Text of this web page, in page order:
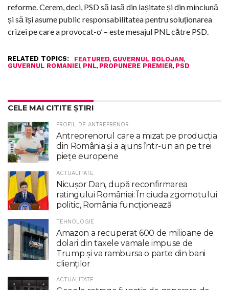
reforme. Cerem, deci, PSD să iasă din lașitate și din minciună
și să își asume public responsabilitatea pentru soluționarea
crizei pe care a provocat-o’ – este mesajul PNL către PSD.
RELATED TOPICS: FEATURED, GUVERNUL BOLOJAN,
GUVERNUL ROMANIEI, PNL, PROPUNERE PREMIER, PSD
CELE MAI CITITE ȘTIRI
PROFIL DE ANTREPRENOR
Antreprenorul care a mizat pe producția
din România și a ajuns într-un an pe trei
piețe europene
ACTUALITATE
Nicuşor Dan, după reconfirmarea
ratingului României: În ciuda zgomotului
politic, România funcţionează
TEHNOLOGIE
Amazon a recuperat 600 de milioane de
dolari din taxele vamale impuse de
Trump şi va rambursa o parte din bani
clienţilor
ACTUALITATE